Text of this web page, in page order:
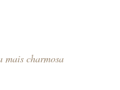
mais charmosa